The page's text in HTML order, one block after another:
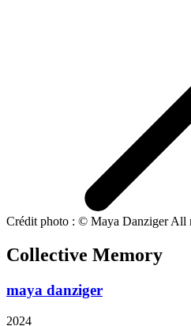
Crédit photo : © Maya Danziger All
Collective Memory
maya danziger
2024